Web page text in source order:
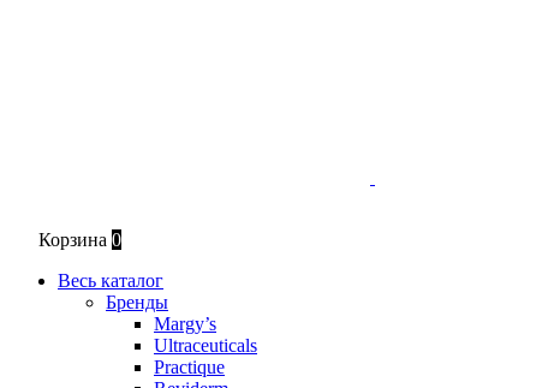
Корзина 0
Весь каталог
Бренды
Margy’s
Ultraceuticals
Practique